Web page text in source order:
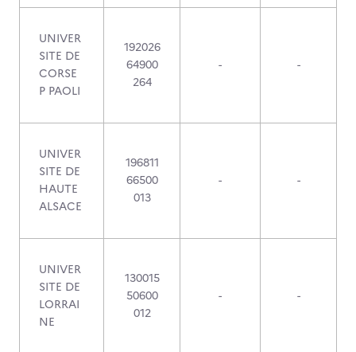
UNIVER
SITE DE
CORSE
P PAOLI
192026
64900
264
- -
UNIVER
SITE DE
HAUTE
ALSACE
196811
66500
013
- -
UNIVER
SITE DE
LORRAI
NE
130015
50600
012
- -